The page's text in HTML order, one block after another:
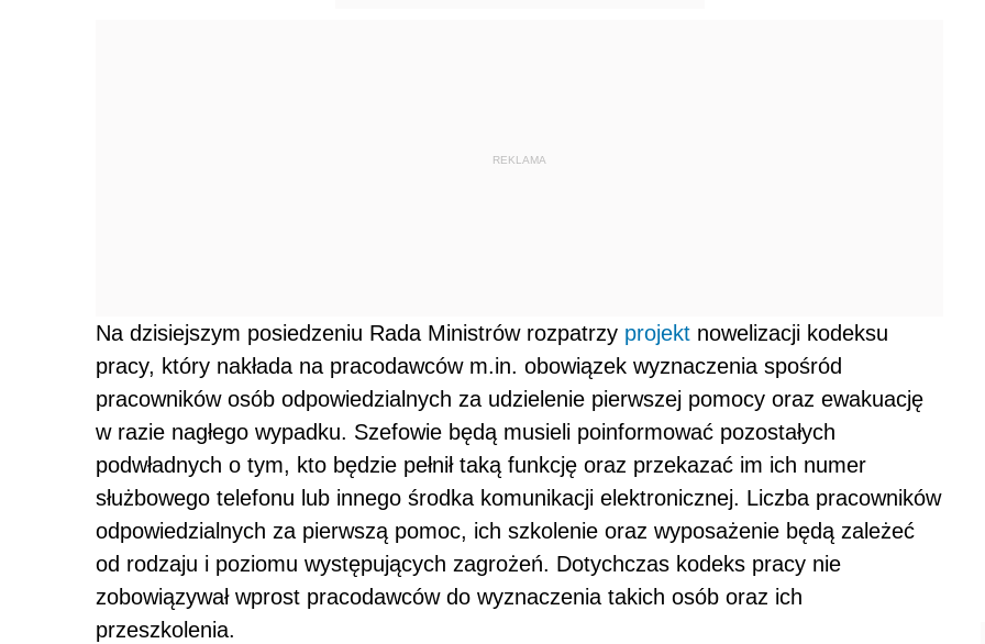
REKLAMA
Na dzisiejszym posiedzeniu Rada Ministrów rozpatrzy projekt nowelizacji kodeksu
pracy, który nakłada na pracodawców m.in. obowiązek wyznaczenia spośród
pracowników osób odpowiedzialnych za udzielenie pierwszej pomocy oraz ewakuację
w razie nagłego wypadku. Szefowie będą musieli poinformować pozostałych
podwładnych o tym, kto będzie pełnił taką funkcję oraz przekazać im ich numer
służbowego telefonu lub innego środka komunikacji elektronicznej. Liczba pracowników
odpowiedzialnych za pierwszą pomoc, ich szkolenie oraz wyposażenie będą zależeć
od rodzaju i poziomu występujących zagrożeń. Dotychczas kodeks pracy nie
zobowiązywał wprost pracodawców do wyznaczenia takich osób oraz ich
przeszkolenia.